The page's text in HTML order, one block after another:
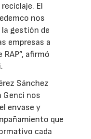
El
nos
gestión de
empresas a
afirmó
Sánchez
Genci nos
envase y
que
cada